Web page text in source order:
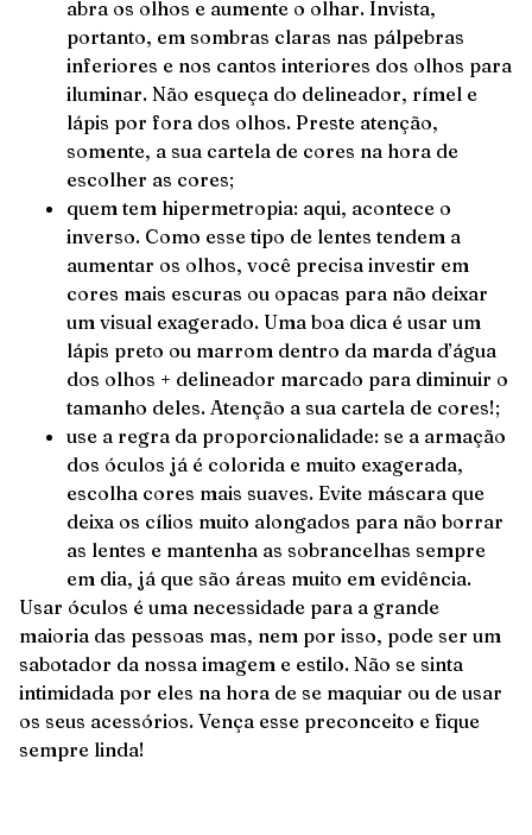
abra os olhos e aumente o olhar. Invista,
portanto, em sombras claras nas pálpebras
inferiores e nos cantos interiores dos olhos para
iluminar. Não esqueça do delineador, rímel e
lápis por fora dos olhos. Preste atenção,
somente, a sua cartela de cores na hora de
escolher as cores;
quem tem hipermetropia: aqui, acontece o
inverso. Como esse tipo de lentes tendem a
aumentar os olhos, você precisa investir em
cores mais escuras ou opacas para não deixar
um visual exagerado. Uma boa dica é usar um
lápis preto ou marrom dentro da marda d’água
dos olhos + delineador marcado para diminuir o
tamanho deles. Atenção a sua cartela de cores!;
use a regra da proporcionalidade: se a armação
dos óculos já é colorida e muito exagerada,
escolha cores mais suaves. Evite máscara que
deixa os cílios muito alongados para não borrar
as lentes e mantenha as sobrancelhas sempre
em dia, já que são áreas muito em evidência.
Usar óculos é uma necessidade para a grande
maioria das pessoas mas, nem por isso, pode ser um
sabotador da nossa imagem e estilo. Não se sinta
intimidada por eles na hora de se maquiar ou de usar
os seus acessórios. Vença esse preconceito e fique
sempre linda!